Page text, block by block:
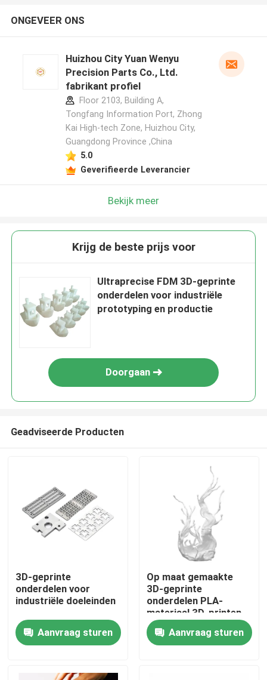
Thuis
Producten
ONGEVEER ONS
Huizhou City Yuan Wenyu
Precision Parts Co., Ltd.
fabrikant profiel
Floor 2103, Building A,
Tongfang Information Port, Zhong
Kai High-tech Zone, Huizhou City,
Guangdong Province ,China
5.0
Geverifieerde Leverancier
Bekijk meer
Krijg de beste prijs voor
Ultraprecise FDM 3D-geprinte
onderdelen voor industriële
prototyping en productie
Doorgaan
Geadviseerde Producten
3D-geprinte
onderdelen voor
industriële doeleinden
Aanvraag sturen
Op maat gemaakte
3D-geprinte
onderdelen PLA-
materiaal 3D-printen
Plastic onderdelen
met zandblaaswerk
Aanvraag sturen